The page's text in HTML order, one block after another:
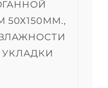
УКЛАДКИ